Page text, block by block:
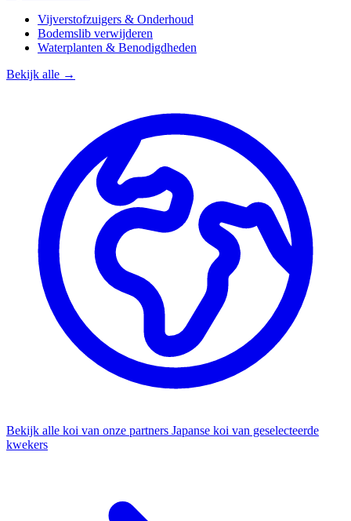
Vijverstofzuigers & Onderhoud
Bodemslib verwijderen
Waterplanten & Benodigdheden
Bekijk alle →
Bekijk alle koi van onze partners Japanse koi van geselecteerde
kwekers